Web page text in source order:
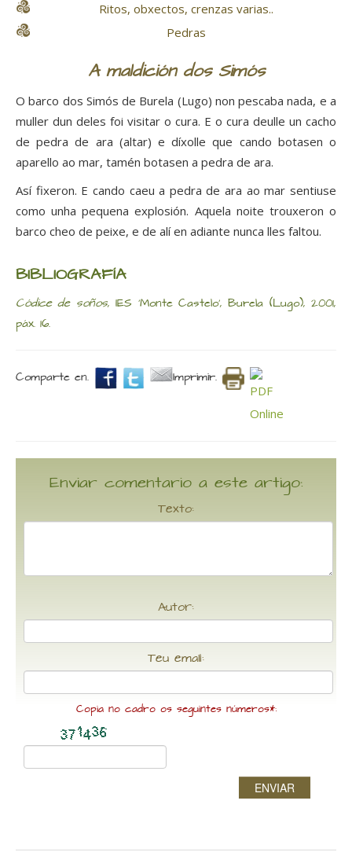
Ritos, obxectos, crenzas varias..
Pedras
A maldición dos Simós
O barco dos Simós de Burela (Lugo) non pescaba nada, e a
muller dun deles foi visitar o cura. E o cura deulle un cacho
de pedra de ara (altar) e díxolle que cando botasen o
aparello ao mar, tamén botasen a pedra de ara.
Así fixeron. E cando caeu a pedra de ara ao mar sentiuse
como unha pequena explosión. Aquela noite trouxeron o
barco cheo de peixe, e de alí en adiante nunca lles faltou.
BIBLIOGRAFÍA
Códice de soños, IES ‘Monte Castelo’, Burela (Lugo), 2001,
páx. 16.
Comparte en. Imprimir.
Enviar comentario a este artigo:
Texto:
Autor:
Teu email:
Copia no cadro os seguintes números*:
ENVIAR